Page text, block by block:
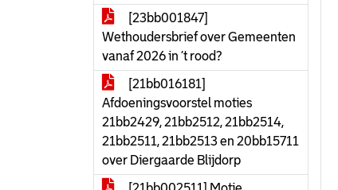
[23bb001847]
Wethoudersbrief over Gemeenten
vanaf 2026 in ’t rood?
[21bb016181]
Afdoeningsvoorstel moties
21bb2429, 21bb2512, 21bb2514,
21bb2511, 21bb2513 en 20bb15711
over Diergaarde Blijdorp